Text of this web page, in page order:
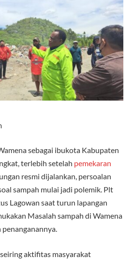
sebagai ibukota Kabupaten
terlebih setelah pemekaran
resmi dijalankan, persoalan
sampah mulai jadi polemik. Plt
Lagowan saat turun lapangan
Masalah sampah di Wamena
aktifitas masyarakat